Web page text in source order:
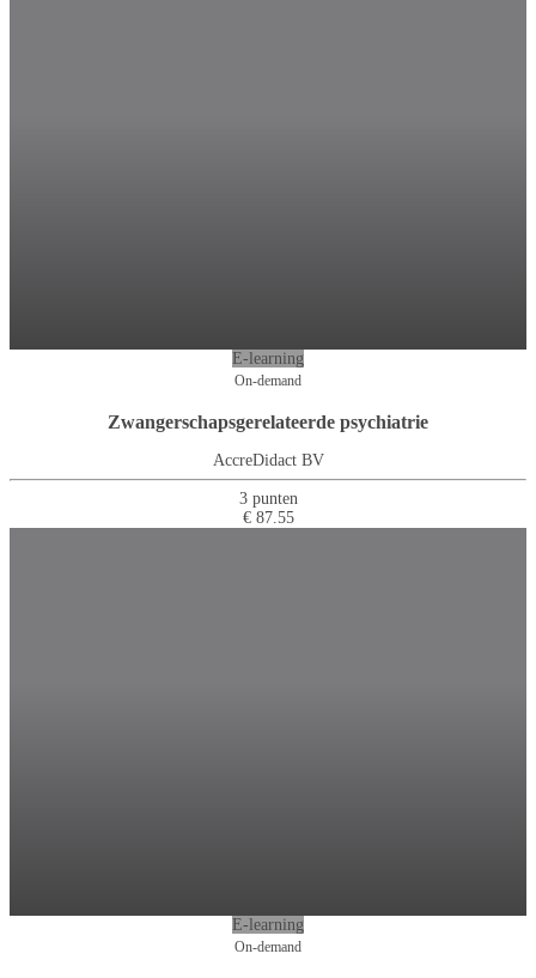
E-learning
On-demand
Zwangerschapsgerelateerde psychiatrie
AccreDidact BV
3 punten
€ 87.55
E-learning
On-demand